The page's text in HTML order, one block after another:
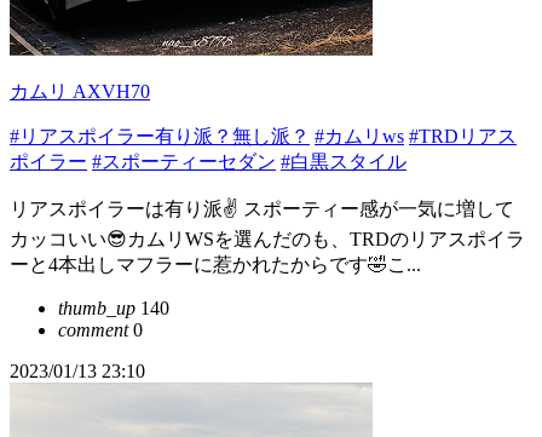
カムリ AXVH70
#リアスポイラー有り派？無し派？ #カムリws #TRDリアス
ポイラー #スポーティーセダン #白黒スタイル
リアスポイラーは有り派✌️ スポーティー感が一気に増して
カッコいい😎カムリWSを選んだのも、TRDのリアスポイラ
ーと4本出しマフラーに惹かれたからです🤣こ...
thumb_up 140
comment0
2023/01/13 23:10